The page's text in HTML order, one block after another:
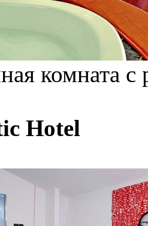
комната
Hotel